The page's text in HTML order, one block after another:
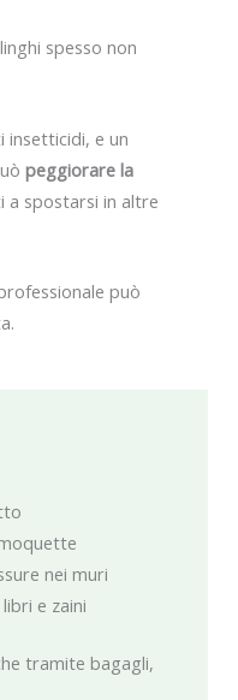
nei muri
e zaini
tramite bagagli,
spesso non
insetticidi, e un
peggiorare la
a spostarsi in altre
può